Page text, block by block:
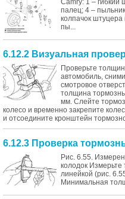
Camry: 1 – гибкий
палец; 4 –
колпачок штуцера
пы...
6.12.2 Визуальная
Проверьте
автомобиль,
смотровое
толщина
мм. Слейте
колесо и временно закрепите
и отсоедините кронштейн
6.12.3 Проверка
Рис. 6.55.
колодок
линейкой (рис.
Минимальная